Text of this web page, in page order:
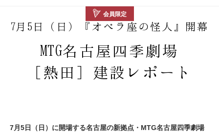
会員限定
7月5日（日）『オペラ座の怪人』開幕
MTG名古屋四季劇場
［熱田］建設レポート
7月5日（日）に開場する名古屋の新拠点・MTG名古屋四季劇場